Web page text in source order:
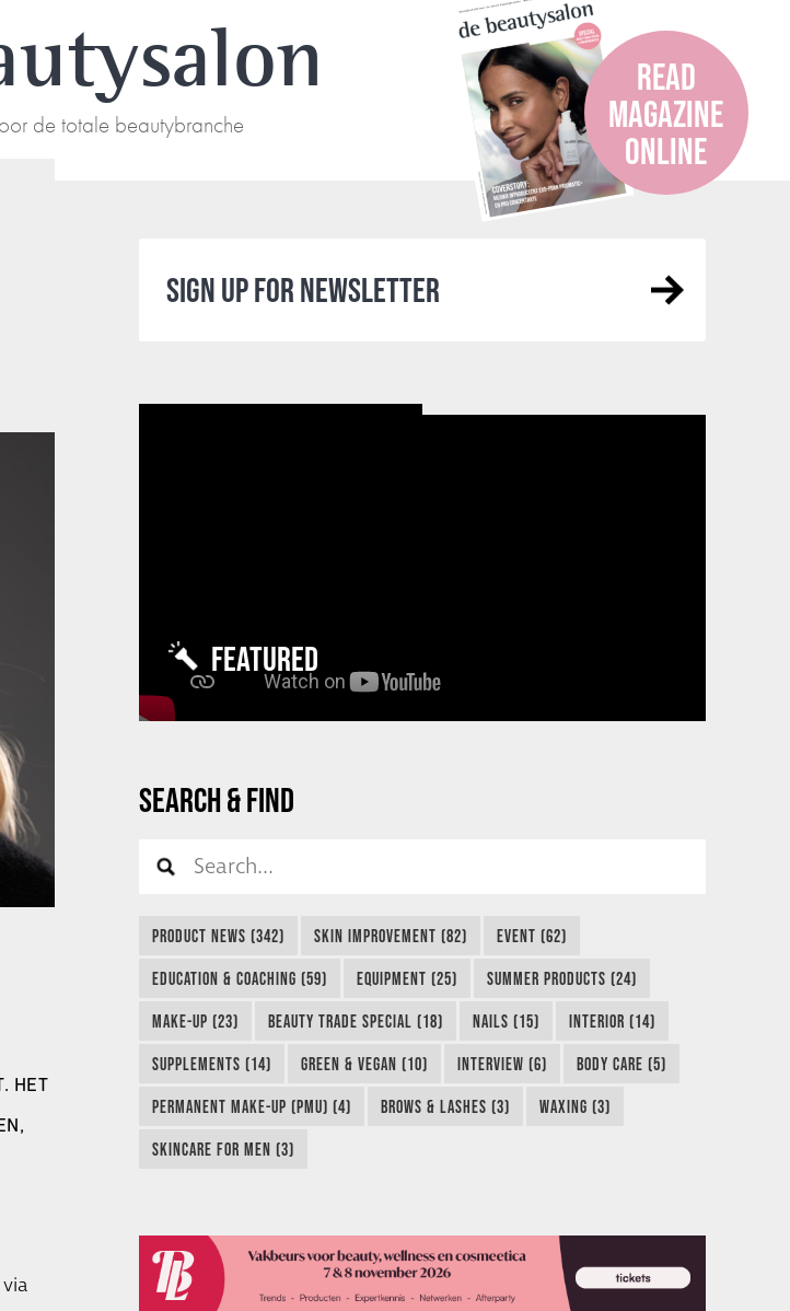
de totale beautybranche
READ
MAGAZINE
ONLINE
HET
SIGN UP FOR NEWSLETTER
FEATURED
SEARCH & FIND
PRODUCT NEWS (342) SKIN IMPROVEMENT (82) EVENT (62)
EDUCATION & COACHING (59) EQUIPMENT (25) SUMMER PRODUCTS (24)
MAKE-UP (23) BEAUTY TRADE SPECIAL (18) NAILS (15) INTERIOR (14)
SUPPLEMENTS (14) GREEN & VEGAN (10) INTERVIEW (6) BODY CARE (5)
PERMANENT MAKE-UP (PMU) (4) BROWS & LASHES (3) WAXING (3)
SKINCARE FOR MEN (3)